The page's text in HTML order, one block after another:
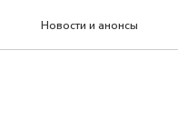
Новости и анонсы